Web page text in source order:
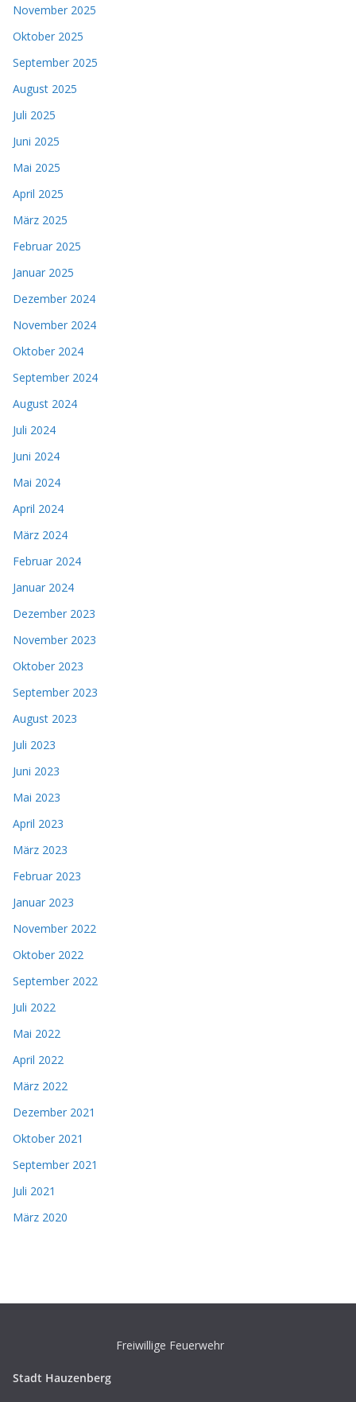
November 2025
Oktober 2025
September 2025
August 2025
Juli 2025
Juni 2025
Mai 2025
April 2025
März 2025
Februar 2025
Januar 2025
Dezember 2024
November 2024
Oktober 2024
September 2024
August 2024
Juli 2024
Juni 2024
Mai 2024
April 2024
März 2024
Februar 2024
Januar 2024
Dezember 2023
November 2023
Oktober 2023
September 2023
August 2023
Juli 2023
Juni 2023
Mai 2023
April 2023
März 2023
Februar 2023
Januar 2023
November 2022
Oktober 2022
September 2022
Juli 2022
Mai 2022
April 2022
März 2022
Dezember 2021
Oktober 2021
September 2021
Juli 2021
März 2020
Freiwillige Feuerwehr
Stadt Hauzenberg